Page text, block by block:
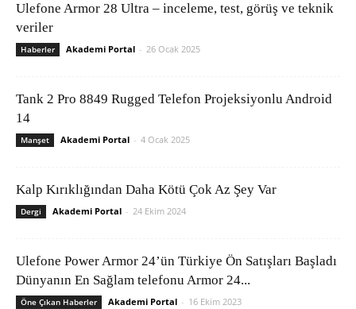
Ulefone Armor 28 Ultra – inceleme, test, görüş ve teknik
veriler
Haberler Akademi Portal - 26 Ocak 2025
Tank 2 Pro 8849 Rugged Telefon Projeksiyonlu Android
14
Manşet Akademi Portal - 4 Ocak 2025
Kalp Kırıklığından Daha Kötü Çok Az Şey Var
Dergi Akademi Portal - 24 Ekim 2024
Ulefone Power Armor 24’ün Türkiye Ön Satışları Başladı
Dünyanın En Sağlam telefonu Armor 24...
Öne Çıkan Haberler Akademi Portal - 16 Ekim 2023